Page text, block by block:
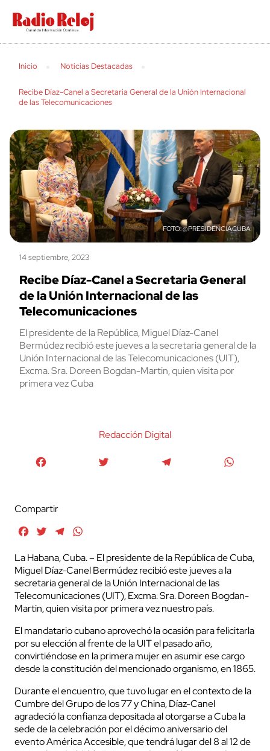
Inicio Noticias Destacadas
Recibe Díaz-Canel a Secretaria General de la Unión Internacional
de las Telecomunicaciones
@PRESIDENCIACUBA
14 septiembre, 2023
Recibe Díaz-Canel a Secretaria General
de la Unión Internacional de las
Telecomunicaciones
El presidente de la República, Miguel Díaz-Canel
Bermúdez recibió este jueves a la secretaria general de la
Unión Internacional de las Telecomunicaciones (UIT),
Excma. Sra. Doreen Bogdan-Martin, quien visita por
primera vez Cuba
Redacción Digital
Compartir
FacebookTwitterTelegram
La Habana, Cuba. – El presidente de la República de Cuba,
Miguel Díaz-Canel Bermúdez recibió este jueves a la
secretaria general de la Unión Internacional de las
Telecomunicaciones (UIT), Excma. Sra. Doreen Bogdan-
Martin, quien visita por primera vez nuestro país.
El mandatario cubano aprovechó la ocasión para felicitarla
por su elección al frente de la UIT el pasado año,
convirtiéndose en la primera mujer en asumir ese cargo
desde la constitución del mencionado organismo, en 1865.
Durante el encuentro, que tuvo lugar en el contexto de la
Cumbre del Grupo de los 77 y China, Díaz-Canel
agradeció la confianza depositada al otorgarse a Cuba la
sede de la celebración por el décimo aniversario del
evento América Accesible, que tendrá lugar del 8 al 12 de